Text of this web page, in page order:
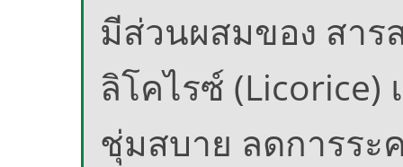
มีส่วนผสมของ สาร
ลิโคไรซ์
ชุ่มสบาย ลดการระ